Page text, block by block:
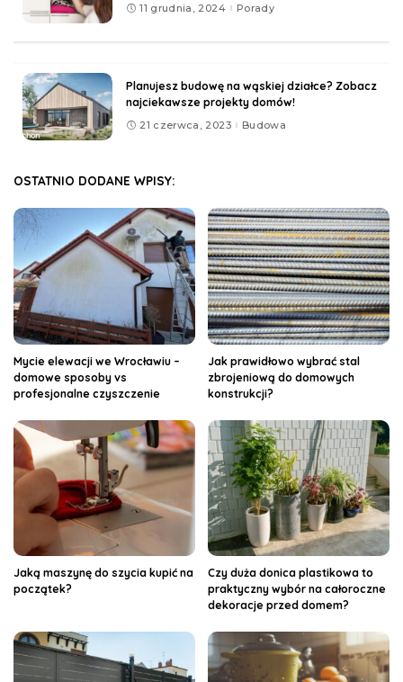
11 grudnia, 2024 Porady
Planujesz budowę na wąskiej działce? Zobacz
najciekawsze projekty domów!
21 czerwca, 2023 Budowa
OSTATNIO DODANE WPISY:
Mycie elewacji we Wrocławiu –
domowe sposoby vs
profesjonalne czyszczenie
Jak prawidłowo wybrać stal
zbrojeniową do domowych
konstrukcji?
Jaką maszynę do szycia kupić na
początek?
Czy duża donica plastikowa to
praktyczny wybór na całoroczne
dekoracje przed domem?